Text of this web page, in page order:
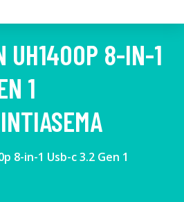
UH1400P 8-IN-1
1
8-in-1 Usb-c 3.2 Gen 1